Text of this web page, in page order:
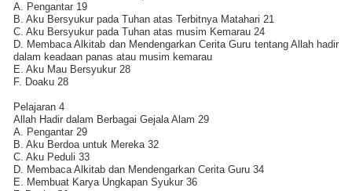
A. Pengantar 19
B. Aku Bersyukur pada Tuhan atas Terbitnya Matahari 21
C. Aku Bersyukur pada Tuhan atas musim Kemarau 24
D. Membaca Alkitab dan Mendengarkan Cerita Guru tentang Allah hadir
dalam keadaan panas atau musim kemarau
E. Aku Mau Bersyukur 28
F. Doaku 28
Pelajaran 4
Allah Hadir dalam Berbagai Gejala Alam 29
A. Pengantar 29
B. Aku Berdoa untuk Mereka 32
C. Aku Peduli 33
D. Membaca Alkitab dan Mendengarkan Cerita Guru 34
E. Membuat Karya Ungkapan Syukur 36